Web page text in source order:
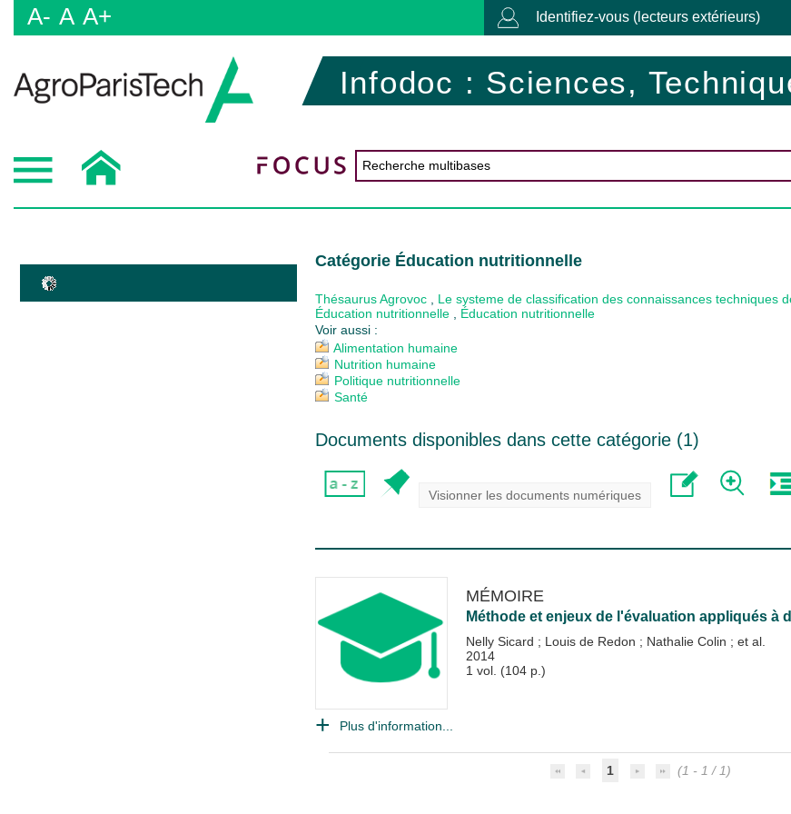
A- A A+ Identifiez-vous (lecteurs extérieurs)
Infodoc : Sciences,
Catégorie Éducation nutritionnelle
Thésaurus Agrovoc Le systeme de classification des connaissances techniques
Éducation nutritionnelle
Éducation nutritionnelle
Voir aussi :
Alimentation humaine
Nutrition humaine
Politique nutritionnelle
Santé
Documents disponibles dans cette catégorie (1)
Visionner les documents numériques
MÉMOIRE
Méthode et enjeux de l'évaluation appliqués
Nelly Sicard ; Louis de Redon ; Nathalie Colin ; et al.
2014
1 vol. (104 p.)
Plus d'information...
1 (1 - 1 / 1)